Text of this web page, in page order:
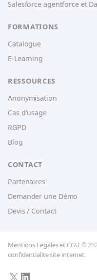
Salesforce agentforce et
FORMATIONS
Catalogue
E-Learning
RESSOURCES
Anonymisation
Cas d’usage
RGPD
Blog
CONTACT
Partenaires
Demander une Démo
Devis / Contact
Mentions Legales et CGU ©
confidentialite site internet.
X LinkedIn